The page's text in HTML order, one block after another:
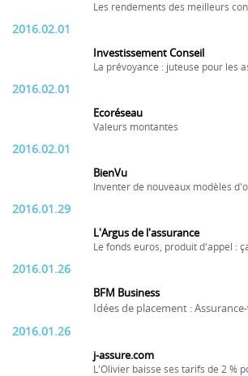
Les rendements des meilleurs
2016.02.01
Investissement Conseil
La prévoyance : juteuse pour les
2016.02.01
Ecoréseau
Valeurs montantes
2016.02.01
BienVu
Inventer de nouveaux modèles
2016.01.29
L'Argus de l'assurance
Le fonds euros, produit d'appel :
2016.01.26
BFM Business
Idées de placement :
2016.01.26
j-assure.com
L'Olivier baisse ses tarifs de 2 %